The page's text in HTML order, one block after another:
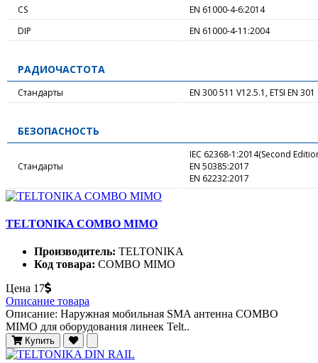
CS
EN 61000-4-6:2014
DIP
EN 61000-4-11:2004
РАДИОЧАСТОТА
Стандарты EN 300 511 V12.5.1, ETSI EN
БЕЗОПАСНОСТЬ
Стандарты
IEC 62368-1:2014(Second
EN 50385:2017
EN 62232:2017
TELTONIKA COMBO MIMO
Производитель: TELTONIKA
Код товара: COMBO MIMO
Цена 17
Описание товара
Описание: Наружная мобильная SMA антенна COMBO
MIMO для оборудования линеек Telt..
Купить